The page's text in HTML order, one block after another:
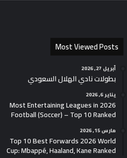
Most Viewed Posts
أبريل 27, 2026
بطولات نادي الهلال السعودي
يناير 6, 2026
2026 Most Entertaining Leagues in
Football (Soccer) – Top 10 Ranked
مارس 15, 2026
Top 10 Best Forwards 2026 World
Cup: Mbappé, Haaland, Kane Ranked